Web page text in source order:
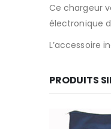
Ce chargeur
électronique
L’accessoire
PRODUITS